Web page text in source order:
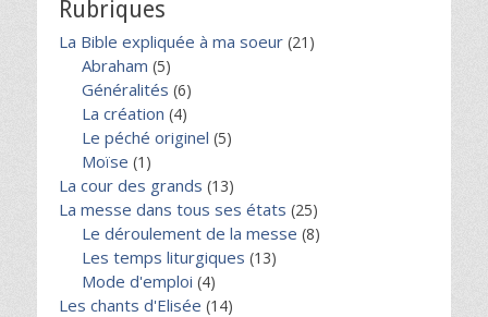
Rubriques
La Bible expliquée à ma soeur (21)
Abraham (5)
Généralités (6)
La création (4)
Le péché originel (5)
Moïse (1)
La cour des grands (13)
La messe dans tous ses états (25)
Le déroulement de la messe (8)
Les temps liturgiques (13)
Mode d'emploi (4)
Les chants d'Elisée (14)